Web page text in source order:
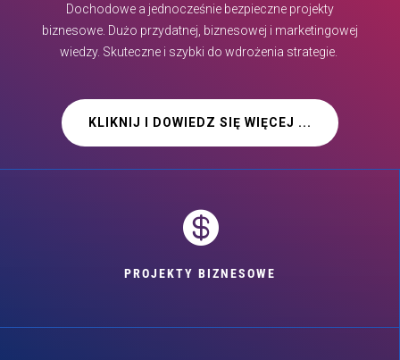
Dochodowe a jednocześnie bezpieczne projekty
biznesowe. Dużo przydatnej, biznesowej i marketingowej
wiedzy. Skuteczne i szybki do wdrożenia strategie.
KLIKNIJ I DOWIEDZ SIĘ WIĘCEJ ...

PROJEKTY BIZNESOWE